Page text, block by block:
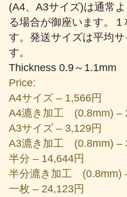
(A4、A3サイズ)は通常
る場合が御座います。
す。発送サイズは平均
す。
Thickness 0.9～1.1mm
Price:
A4サイズ – 1,566円
A4漉き加工 (0.8mm) –
A3サイズ – 3,129円
A3漉き加工 (0.8mm) –
半分 – 14,644円
半分漉き加工 (0.8mm)
一枚 – 24,123円